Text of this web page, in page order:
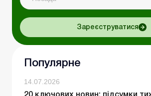
Зареєструватися
Популярне
14.07.2026